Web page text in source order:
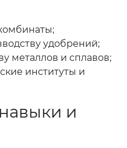
удобрений;
металлов и сплавов;
институты и
и